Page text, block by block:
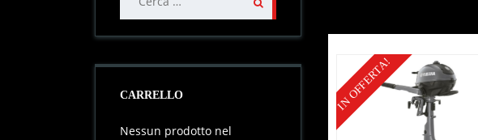
IN OFFERTA!
per:
CARRELLO
Nessun prodotto nel